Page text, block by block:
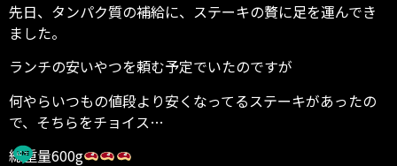
先日、タンパク質の補給に、ステーキの贅に足を運んでき
ました。
ランチの安いやつを頼む予定でいたのですが
何やらいつもの値段より安くなってるステーキがあったの
で、そちらをチョイス…
総重量600g